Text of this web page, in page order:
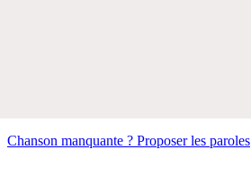
Chanson manquante ? Proposer les paroles